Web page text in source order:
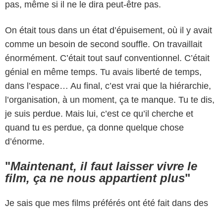
pas, même si il ne le dira peut-être pas.
On était tous dans un état d’épuisement, où il y avait
comme un besoin de second souffle. On travaillait
énormément. C’était tout sauf conventionnel. C’était
génial en même temps. Tu avais liberté de temps,
dans l’espace… Au final, c’est vrai que la hiérarchie,
l’organisation, à un moment, ça te manque. Tu te dis,
je suis perdue. Mais lui, c’est ce qu’il cherche et
quand tu es perdue, ça donne quelque chose
d’énorme.
"Maintenant, il faut laisser vivre le
film, ça ne nous appartient plus"
Je sais que mes films préférés ont été fait dans des